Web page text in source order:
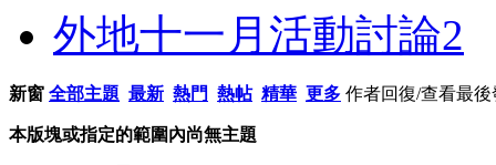
外地十一月活動討論2
新窗 全部主題 最新 熱門 熱帖 精華 更多 作者回復/查看最後
本版塊或指定的範圍內尚無主題